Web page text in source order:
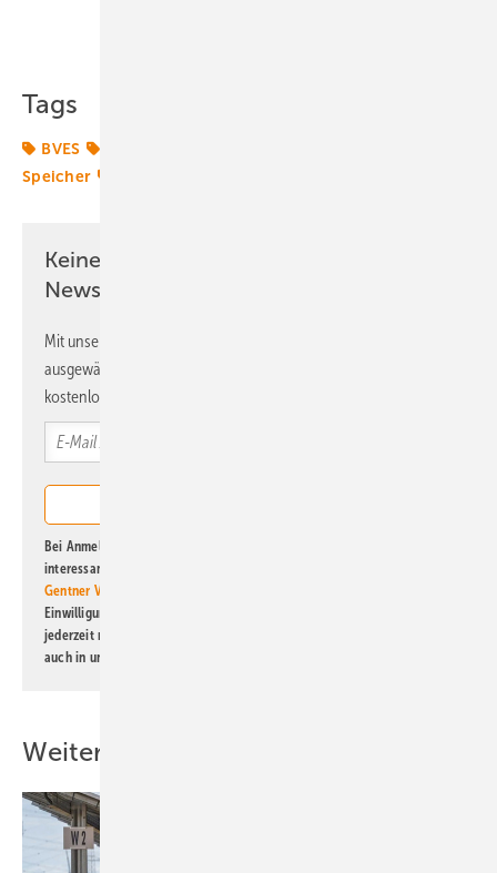
Tags
BVES
Speicher
Keine Zeit? Kein Problem mit dem ERE
Newsletter!
Mit unserem Newsletter erhalten Sie regelmäßig von uns
ausgewählte Informationen und Neuigkeiten, gebündelt und
kostenlos direkt ins Postfach.
Bei Anmeldung zu diesem Newsletter bin ich damit einverstanden, über
interessante Verlags- und Online-Angebote
Gentner Verlag GmbH & Co. KG
Einwilligung kann ich jederzeit widerrufen und eine Abmeldung ist
jederzeit möglich. Informationen zum Umgang mit Daten finden Sie
auch in unserer
Weitere Inhalte